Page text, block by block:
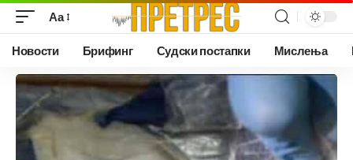
Аа
Новости Брифинг Судски постапки Мислења